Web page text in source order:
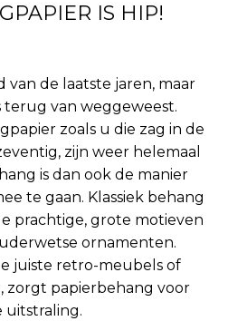
IS HIP!
van de laatste jaren, maar
van weggeweest.
zoals u die zag in de
zijn weer helemaal
is dan ook de manier
te gaan. Klassiek behang
prachtige, grote motieven
ornamenten.
juiste retro-meubels of
zorgt papierbehang voor
uitstraling.